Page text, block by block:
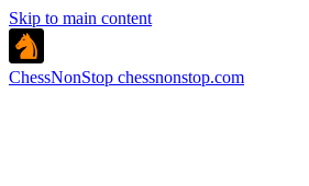
Skip to main content
ChessNonStop chessnonstop.com